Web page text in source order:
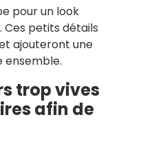
pour un look
Ces petits détails
ajouteront une
ensemble.
trop vives
afin de